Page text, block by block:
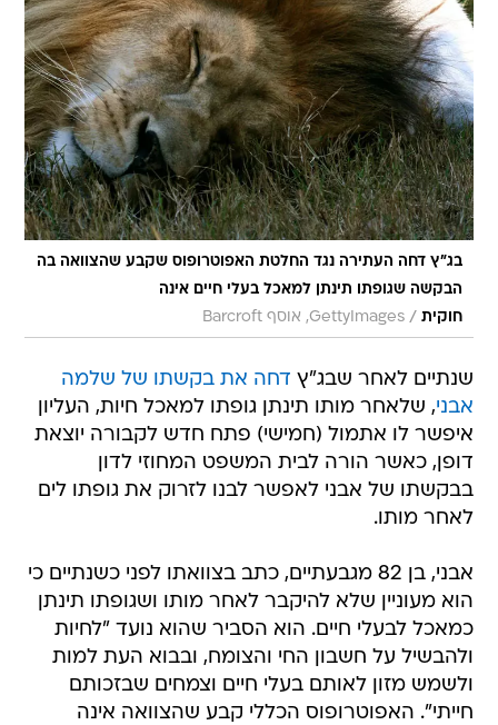
בג"ץ דחה העתירה נגד החלטת האפוטרופוס שקבע שהצוואה בה
הבקשה שגופתו תינתן למאכל בעלי חיים אינה
חוקית / GettyImages, אוסף Barcroft
שנתיים לאחר שבג"ץ דחה את בקשתו של שלמה
אבני, שלאחר מותו תינתן גופתו למאכל חיות, העליון
איפשר לו אתמול (חמישי) פתח חדש לקבורה יוצאת
דופן, כאשר הורה לבית המשפט המחוזי לדון
בבקשתו של אבני לאפשר לבנו לזרוק את גופתו לים
לאחר מותו.
אבני, בן 82 מגבעתיים, כתב בצוואתו לפני כשנתיים כי
הוא מעוניין שלא להיקבר לאחר מותו ושגופתו תינתן
כמאכל לבעלי חיים. הוא הסביר שהוא נועד "לחיות
ולהבשיל על חשבון החי והצומח, ובבוא העת למות
ולשמש מזון לאותם בעלי חיים וצמחים שבזכותם
חייתי". האפוטרופוס הכללי קבע שהצוואה אינה